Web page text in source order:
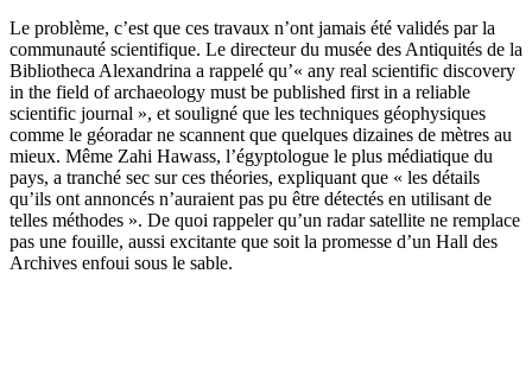
Le problème, c’est que ces travaux n’ont jamais été validés par la
communauté scientifique. Le directeur du musée des Antiquités de la
Bibliotheca Alexandrina a rappelé qu’« any real scientific discovery
in the field of archaeology must be published first in a reliable
scientific journal », et souligné que les techniques géophysiques
comme le géoradar ne scannent que quelques dizaines de mètres au
mieux. Même Zahi Hawass, l’égyptologue le plus médiatique du
pays, a tranché sec sur ces théories, expliquant que « les détails
qu’ils ont annoncés n’auraient pas pu être détectés en utilisant de
telles méthodes ». De quoi rappeler qu’un radar satellite ne remplace
pas une fouille, aussi excitante que soit la promesse d’un Hall des
Archives enfoui sous le sable.